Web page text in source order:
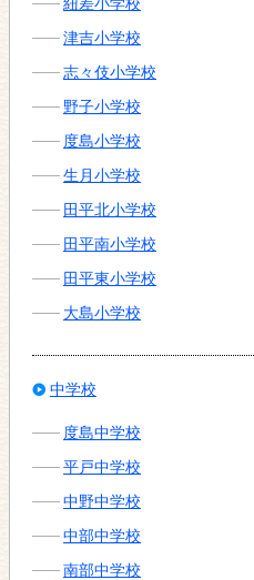
津吉小学校
志々伎小学校
野子小学校
度島小学校
生月小学校
田平北小学校
田平南小学校
田平東小学校
大島小学校
中学校
度島中学校
平戸中学校
中野中学校
中部中学校
南部中学校